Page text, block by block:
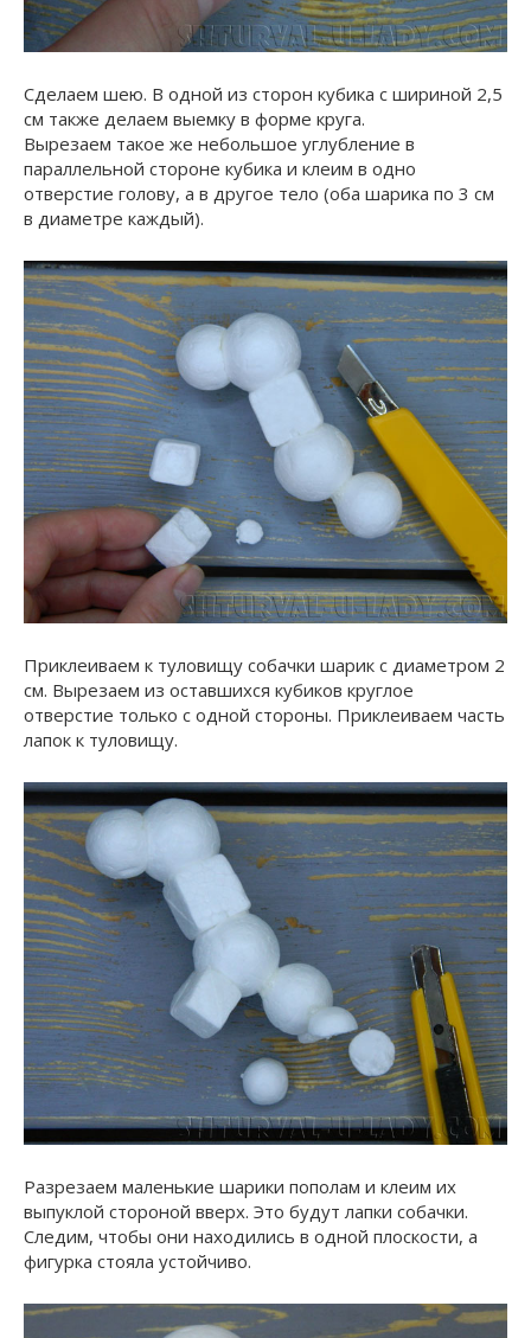
Сделаем шею. В одной из сторон кубика с шириной 2,5
см также делаем выемку в форме круга.
Вырезаем такое же небольшое углубление в
параллельной стороне кубика и клеим в одно
отверстие голову, а в другое тело (оба шарика по 3 см
в диаметре каждый).
Приклеиваем к туловищу собачки шарик с диаметром 2
см. Вырезаем из оставшихся кубиков круглое
отверстие только с одной стороны. Приклеиваем часть
лапок к туловищу.
Разрезаем маленькие шарики пополам и клеим их
выпуклой стороной вверх. Это будут лапки собачки.
Следим, чтобы они находились в одной плоскости, а
фигурка стояла устойчиво.